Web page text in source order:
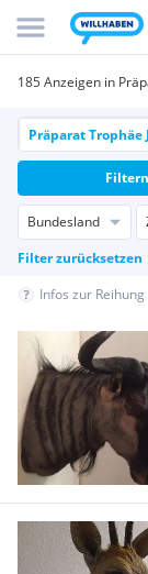
185 Anzeigen in
Bundesland
Filter zurücksetzen
Filtern
Infos zur